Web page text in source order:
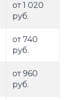
от 1 020
руб.
от 740
руб.
от 960
руб.